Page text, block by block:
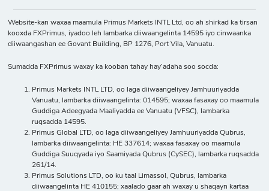
Website-kan waxaa maamula Primus Markets INTL Ltd, oo ah shirkad ka tirsan
kooxda FXPrimus, iyadoo leh lambarka diiwaangelinta 14595 iyo cinwaanka
diiwaangashan ee Govant Building, BP 1276, Port Vila, Vanuatu.
Sumadda FXPrimus waxay ka kooban tahay hay’adaha soo socda:
Primus Markets INTL LTD, oo laga diiwaangeliyey Jamhuuriyadda
Vanuatu, lambarka diiwaangelinta: 014595; waxaa fasaxay oo maamula
Guddiga Adeegyada Maaliyadda ee Vanuatu (VFSC), lambarka
ruqsadda 14595.
Primus Global LTD, oo laga diiwaangeliyey Jamhuuriyadda Qubrus,
lambarka diiwaangelinta: HE 337614; waxaa fasaxay oo maamula
Guddiga Suuqyada iyo Saamiyada Qubrus (CySEC), lambarka ruqsadda
261/14.
Primus Solutions LTD, oo ku taal Limassol, Qubrus, lambarka
diiwaangelinta HE 410155; xaalado gaar ah waxay u shaqayn kartaa